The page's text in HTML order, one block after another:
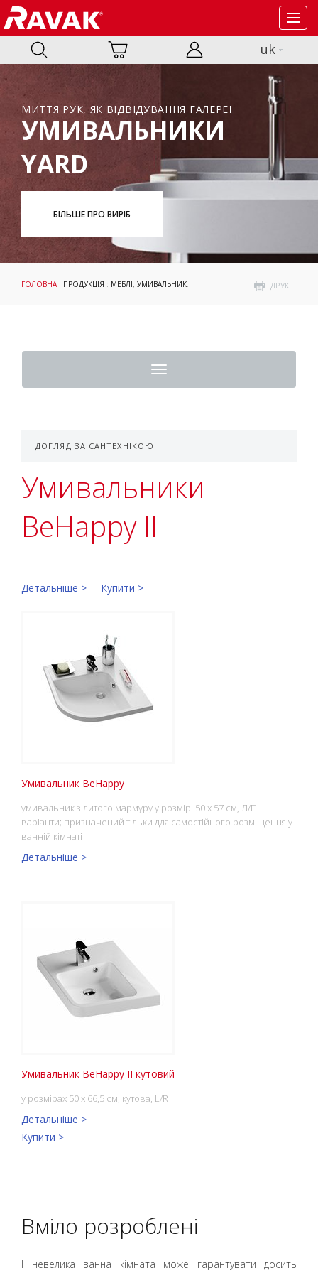
uk
МИТТЯ РУК, ЯК ВІДВІДУВАННЯ ГАЛЕРЕЇ
УМИВАЛЬНИКИ
YARD
БІЛЬШЕ ПРО ВИРІБ
ДРУК
ГОЛОВНА: ПРОДУКЦІЯ : МЕБЛІ, УМИВАЛЬНИКИ І WC УМИВАЛЬНИКИ: BEHAPPY
Toggle
navigation
ДОГЛЯД ЗА САНТЕХНІКОЮ
Умивальники
BeHappy II
Детальніше > Купити >
Умивальник BeHappy
умивальник з литого мармуру у розмірі 50 x 57 см, Л/П
варіанти; призначений тільки для самостійного розміщення у
ванній кімнаті
Детальніше >
Умивальник BeHappy II кутовий
у розмірах 50 x 66,5 см, кутова, L/R
Детальніше >
Купити >
Вміло розроблені
І невелика ванна кімната може гарантувати досить